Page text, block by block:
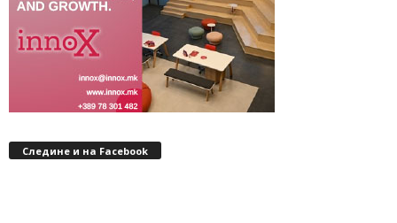
Следине и на Facebook